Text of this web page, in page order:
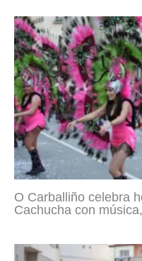
O Carballiño celebra
Cachucha con